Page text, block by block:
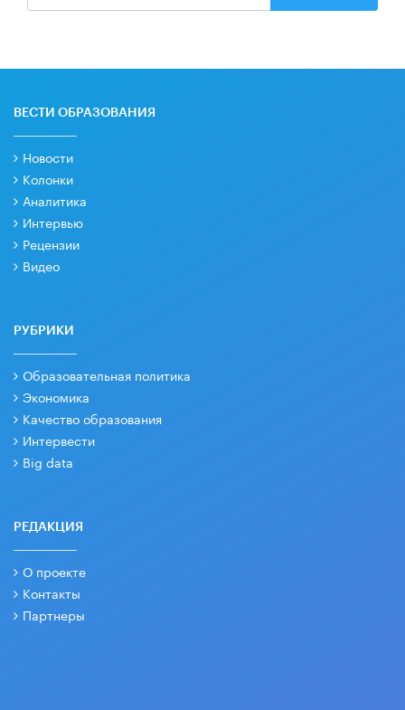
ВЕСТИ ОБРАЗОВАНИЯ
Новости
Колонки
Аналитика
Интервью
Рецензии
Видео
РУБРИКИ
Образовательная политика
Экономика
Качество образования
Интервести
Big data
РЕДАКЦИЯ
О проекте
Контакты
Партнеры